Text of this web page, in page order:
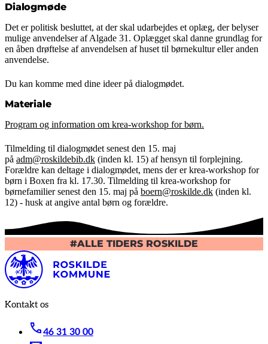
Dialogmøde
Det er politisk besluttet, at der skal udarbejdes et oplæg, der belyser
mulige anvendelser af Algade 31. Oplægget skal danne grundlag for
en åben drøftelse af anvendelsen af huset til børnekultur eller anden
anvendelse.
Du kan komme med dine ideer på dialogmødet.
Materiale
Program og information om krea-workshop for børn.
Tilmelding til dialogmødet senest den 15. maj
på adm@roskildebib.dk (inden kl. 15) af hensyn til forplejning.
Forældre kan deltage i dialogmødet, mens der er krea-workshop for
børn i Boxen fra kl. 17.30. Tilmelding til krea-workshop for
børnefamilier senest den 15. maj på boern@roskilde.dk (inden kl.
12) - husk at angive antal børn og forældre.
#ALLE TIDERS ROSKILDE
Kontakt os
46 31 30 00